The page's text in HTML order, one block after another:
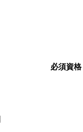
必須資格